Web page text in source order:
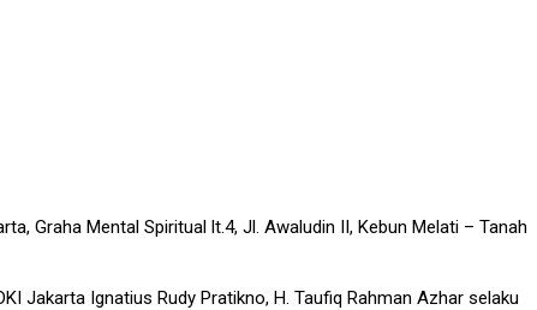
Graha Mental Spiritual lt.4, Jl. Awaludin II, Kebun Melati – Tanah
Jakarta Ignatius Rudy Pratikno, H. Taufiq Rahman Azhar selaku